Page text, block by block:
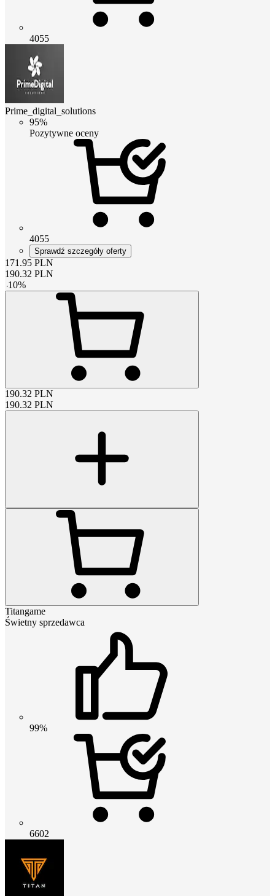
4055
Prime_digital_solutions
95%
Pozytywne oceny
4055
Sprawdź szczegóły oferty
171.95 PLN
190.32 PLN
-10%
190.32 PLN
190.32 PLN
Titangame
Świetny sprzedawca
99%
6602